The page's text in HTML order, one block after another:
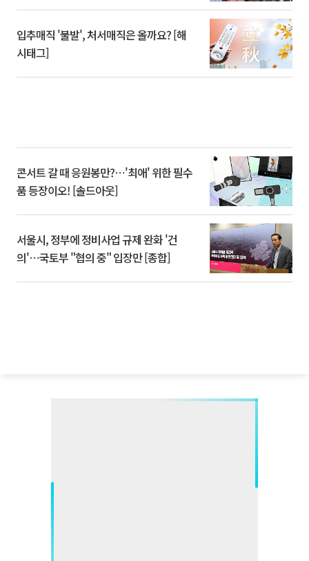
입추매직 '불발', 처서매직은 올까요? [해
시태그]
콘서트 갈 때 응원봉만?⋯'최애' 위한 필수
품 등장이오! [솔드아웃]
서울시, 정부에 정비사업 규제 완화 '건
의'⋯국토부 "협의 중" 입장만 [종합]